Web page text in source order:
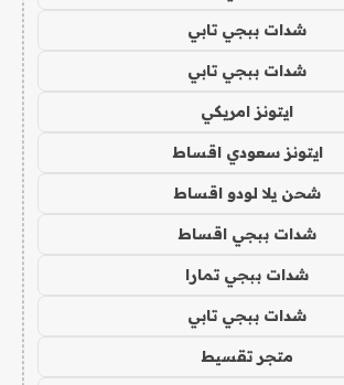
شدات ببجي تابي
شدات ببجي تابي
ايتونز امريكي
ايتونز سعودي اقساط
شحن يلا لودو اقساط
شدات ببجي اقساط
شدات ببجي تمارا
شدات ببجي تابي
متجر تقسيط